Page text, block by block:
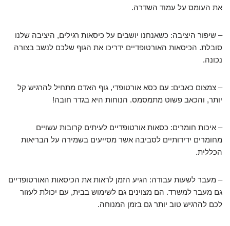
את העומס על עמוד השדרה.
– שיפור היציבה: כשאנחנו יושבים על כיסאות רגילים, היציבה שלנו
סובלת. הכיסאות האורטופדיים ידריכו את הגוף שלכם לנשב בצורה
נכונה.
– צמצום כאבים: עם כסא אורטופדי, גוף האדם מתחיל להרגיש קל
יותר, והכאב פשוט מתמסמס. הנוחות היא בגדר חובה!
– איכות חומרים: כסאות אורטופדיים לעיתים קרובות עשויים
מחומרים ידידותיים לסביבה אשר מסייעים בשמירה על הבריאות
הכללית.
– מעבר לשעות עבודה: הגיע הזמן לראות את הכיסאות האורטופדיים
גם מעבר למשרד. הם מצוינים גם לשימוש בבית, עם יכולת לעזור
לכם להרגיש טוב יותר גם בזמן המנוחה.